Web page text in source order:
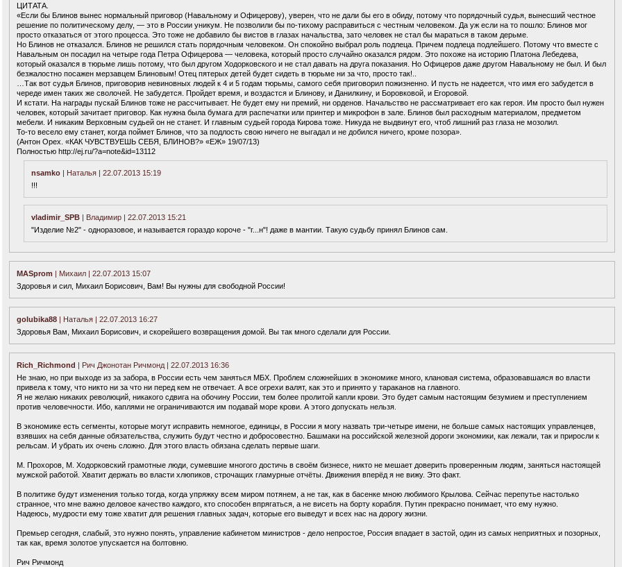
ЦИТАТА.
«Если бы Блинов вынес нормальный приговор (Навальному и Офицерову), уверен, что не дали бы его в обиду, потому что порядочный судья, вынесший честное
решение по политическому делу, — это в России уникум. Не позволили бы по-тихому расправиться с честным человеком. Да уж если на то пошло: Блинов мог
просто отказаться от этого процесса. Это тоже не добавило бы вистов в глазах начальства, зато человек не стал бы мараться в таком дерьме.
Но Блинов не отказался. Блинов не решился стать порядочным человеком. Он спокойно выбрал роль подлеца. Причем подлеца подлейшего. Потому что вместе с
Навальным он посадил на четыре года Петра Офицерова — человека, который просто случайно оказался рядом. Это похоже на историю Платона Лебедева,
который оказался в тюрьме лишь потому, что был другом Ходорковского и не стал давать на друга показания. Но Офицеров даже другом Навальному не был. И был
безжалостно посажен мерзавцем Блиновым! Отец пятерых детей будет сидеть в тюрьме ни за что, просто так!..
…Так вот судья Блинов, приговорив невиновных людей к 4 и 5 годам тюрьмы, самого себя приговорил пожизненно. И пусть не надеется, что имя его забудется в
череде имен таких же сволочей. Не забудется. Пройдет время, и воздастся и Блинову, и Данилкину, и Боровковой, и Егоровой.
И кстати. На награды пускай Блинов тоже не рассчитывает. Не будет ему ни премий, ни орденов. Начальство не рассматривает его как героя. Им просто был нужен
человек, который зачитает приговор. Как нужна была бумага для распечатки или принтер и микрофон в зале. Блинов был расходным материалом, предметом
мебели. И никаким Верховным судьей он не станет. И главным судьей города Кирова тоже. Никуда не выдвинут его, чтоб лишний раз глаза не мозолил.
То-то весело ему станет, когда поймет Блинов, что за подлость свою ничего не выгадал и не добился ничего, кроме позора».
(Антон Орех. «КАК ЧУВСТВУЕШЬ СЕБЯ, БЛИНОВ?» «ЕЖ» 19/07/13)
Полностью http://ej.ru/?a=note&id=13112
nsamko | Наталья | 22.07.2013 15:19
!!!
vladimir_SPB | Владимир | 22.07.2013 15:21
"Изделие №2" - одноразовое, и называется гораздо короче - "г...н"! даже в мантии. Такую судьбу принял Блинов сам.
MASprom | Михаил | 22.07.2013 15:07
Здоровья и сил, Михаил Борисович, Вам! Вы нужны для свободной России!
golubika88 | Наталья | 22.07.2013 16:27
Здоровья Вам, Михаил Борисович, и скорейшего возвращения домой. Вы так много сделали для России.
Rich_Richmond | Рич Джонотан Ричмонд | 22.07.2013 16:36
Не знаю, но при выходе из за забора, в России есть чем заняться МБХ. Проблем сложнейших в экономике много, клановая система, образовавшаяся во власти
привела к тому, что никто ни за что ни перед кем не отвечает. А все огрехи валят, как это и принято у тараканов на главного.
Я не желаю никаких революций, никакого сдвига на обочину России, тем более пролитой капли крови. Это будет самым настоящим безумием и преступлением
против человечности. Ибо, каплями не ограничиваются им подавай море крови. А этого допускать нельзя.
В экономике есть сегменты, которые могут исправить немногое, единицы, в России я могу назвать три-четыре имени, не больше самых настоящих управленцев,
взявших на себя данные обязательства, служить будут честно и добросовестно. Башмаки на российской железной дороги экономики, как лежали, так и приросли к
рельсам. И убрать их очень сложно. Для этого власть обязана сделать первые шаги.
М. Прохоров, М. Ходорковский грамотные люди, сумевшие многого достичь в своём бизнесе, никто не мешает доверить проверенным людям, заняться настоящей
мужской работой. Хватит держать во власти хлюпиков, строчащих гламурные отчёты. Движения вперёд я не вижу. Это факт.
В политике будут изменения только тогда, когда упряжку всем миром потянем, а не так, как в басенке мною любимого Крылова. Сейчас перепутье настолько
странное, что мне важно деловое качество каждого, кто способен впрягаться, а не висеть на борту корабля. Путин прекрасно понимает, что ему нужно.
Надеюсь, мудрости ему тоже хватит для решения главных задач, которые его выведут и всех нас на дорогу жизни.
Премьер сегодня, слабый, это нужно понять, управление кабинетом министров - дело непростое, Россия впадает в застой, один из самых неприятных и позорных,
так как, время золотое упускается на болтовню.
Рич Ричмонд